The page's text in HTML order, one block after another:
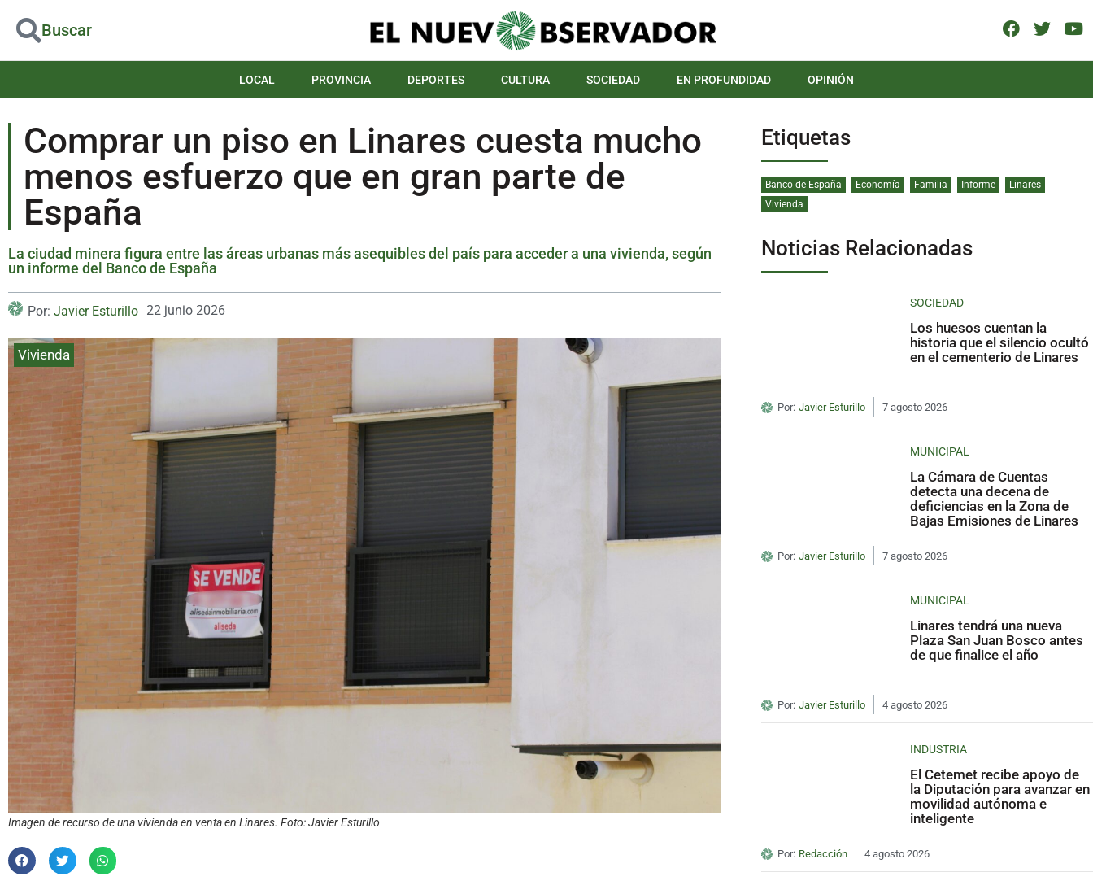
Buscar
LOCAL PROVINCIA DEPORTES CULTURA SOCIEDAD EN PROFUNDIDAD OPINIÓN
Comprar un piso en Linares cuesta mucho
menos esfuerzo que en gran parte de
España
La ciudad minera figura entre las áreas urbanas más asequibles del país para acceder a una vivienda, según
un informe del Banco de España
Por: Javier Esturillo 22 junio 2026
Vivienda
Imagen de recurso de una vivienda en venta en Linares. Foto: Javier Esturillo
Etiquetas
Banco de España Economía Familia Informe
Linares
Vivienda
Noticias Relacionadas
SOCIEDAD
Los huesos cuentan la
historia que el silencio ocultó
en el cementerio de Linares
Por: Javier Esturillo 7 agosto 2026
MUNICIPAL
La Cámara de Cuentas
detecta una decena de
deficiencias en la Zona de
Bajas Emisiones de Linares
Por: Javier Esturillo 7 agosto 2026
MUNICIPAL
Linares tendrá una nueva
Plaza San Juan Bosco antes
de que finalice el año
Por: Javier Esturillo 4 agosto 2026
INDUSTRIA
El Cetemet recibe apoyo de
la Diputación para avanzar en
movilidad autónoma e
inteligente
Por: Redacción 4 agosto 2026